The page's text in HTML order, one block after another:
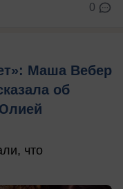
0
Маша Вебер
об
что